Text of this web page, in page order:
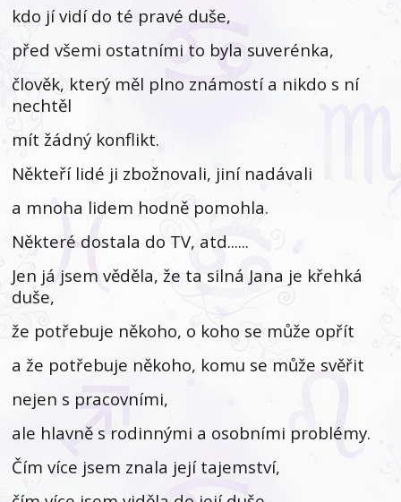
kdo jí vidí do té pravé duše,
před všemi ostatními to byla suverénka,
člověk, který měl plno známostí a nikdo s ní
nechtěl
mít žádný konflikt.
Někteří lidé ji zbožnovali, jiní nadávali
a mnoha lidem hodně pomohla.
Některé dostala do TV, atd......
Jen já jsem věděla, že ta silná Jana je křehká
duše,
že potřebuje někoho, o koho se může opřít
a že potřebuje někoho, komu se může svěřit
nejen s pracovními,
ale hlavně s rodinnými a osobními problémy.
Čím více jsem znala její tajemství,